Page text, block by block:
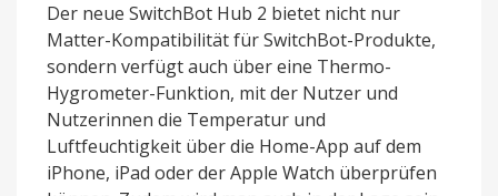
Der neue SwitchBot Hub 2 bietet nicht nur
Matter-Kompatibilität für SwitchBot-Produkte,
sondern verfügt auch über eine Thermo-
Hygrometer-Funktion, mit der Nutzer und
Nutzerinnen die Temperatur und
Luftfeuchtigkeit über die Home-App auf dem
iPhone, iPad oder der Apple Watch überprüfen